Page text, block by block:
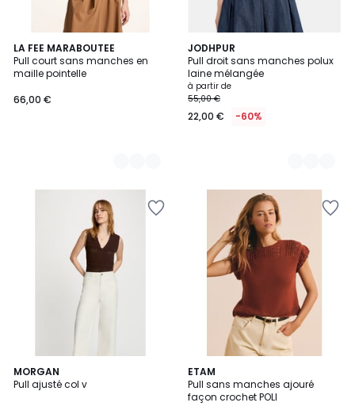
LA FEE MARABOUTEE
Pull court sans manches en
maille pointelle
66,00 €
2
Couleurs
JODHPUR
Pull droit sans manches polux
laine mélangée
à partir de
55,00 €
22,00 € -60%
4
Couleurs
MORGAN
Pull ajusté col v
ETAM
Pull sans manches ajouré
façon crochet POLI
3
Couleurs